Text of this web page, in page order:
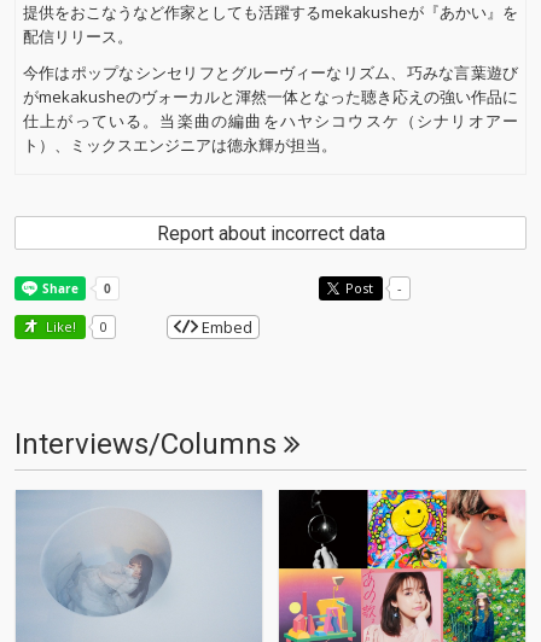
提供をおこなうなど作家としても活躍するmekakusheが『あかい』を
配信リリース。
今作はポップなシンセリフとグルーヴィーなリズム、巧みな言葉遊び
がmekakusheのヴォーカルと渾然一体となった聴き応えの強い作品に
仕上がっている。当楽曲の編曲をハヤシコウスケ（シナリオアー
ト）、ミックスエンジニアは德永輝が担当。
Report about incorrect data
Post -
Like! 0 Embed
Interviews/Columns